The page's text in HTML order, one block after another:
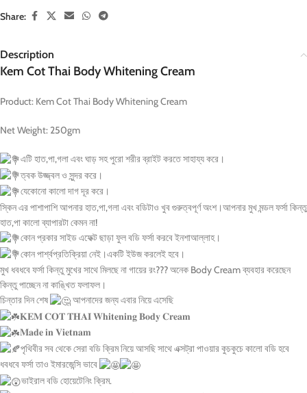
Share:
Description
Kem Cot Thai Body Whitening Cream
Product: Kem Cot Thai Body Whitening Cream
Net Weight: 250gm
এটি হাত,পা,গলা এবং ঘাড় সহ পুরো শরীর ব্রাইট করতে সাহায্য করে।
ত্বক উজ্জ্বল ও সুন্দর করে।
যেকোনো কালো দাগ দূর করে।
স্কিন এর পাশাপাশি আপনার হাত,পা,গলা এবং বডিটাও খুব গুরুত্বপূর্ণ অংশ।আপনার মুখ মন্ডল ফর্সা কিন্তু
হাত,পা কালো ব্যাপারটা কেমন না!
কোন প্রকার সাইড এফেক্ট ছাড়া ফুল বডি ফর্সা করবে ইনশাআল্লাহ।
কোন পার্শ্বপ্রতিক্রিয়া নেই।একটি ইউজ করলেই হবে।
মুখ ধবধবে ফর্সা কিন্তু মুখের সাথে মিলছে না গায়ের রং??? অনেক Body Cream ব্যবহার করেছেন
কিন্তু পাচ্ছেন না কাঙ্খিত ফলাফল।
চিন্তার দিন শেষ
আপনাদের জন্য এবার নিয়ে এসেছি
𝐊𝐄𝐌 𝐂𝐎𝐓 𝐓𝐇𝐀𝐈 𝐖𝐡𝐢𝐭𝐞𝐧𝐢𝐧𝐠 𝐁𝐨𝐝𝐲 𝐂𝐫𝐞𝐚𝐦
𝐌𝐚𝐝𝐞 𝐢𝐧 𝐕𝐢𝐞𝐭𝐧𝐚𝐦
পৃথিবীর সব থেকে সেরা বডি ক্রিম নিয়ে আসছি সাথে এক্সট্রা পাওয়ার কুচকুচে কালো বডি হবে
ধবধবে ফর্সা তাও ইমারজেন্সি ভাবে
ভাইরাল বডি হোয়েটেনিং ক্রিম.